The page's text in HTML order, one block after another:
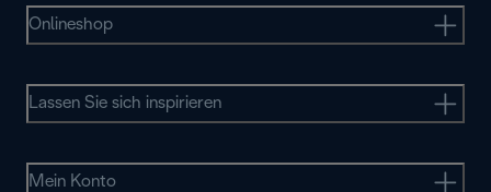
Onlineshop
Lassen Sie sich inspirieren
Mein Konto